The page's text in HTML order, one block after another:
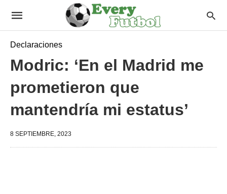
Declaraciones
Modric: ‘En el Madrid me
prometieron que
mantendría mi estatus’
8 SEPTIEMBRE, 2023